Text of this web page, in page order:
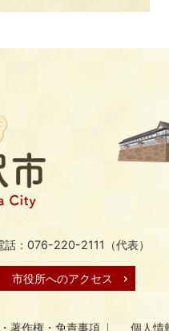
：076-220-2111（代表）
市役所へのアクセス
著作権・免責事項 個人情